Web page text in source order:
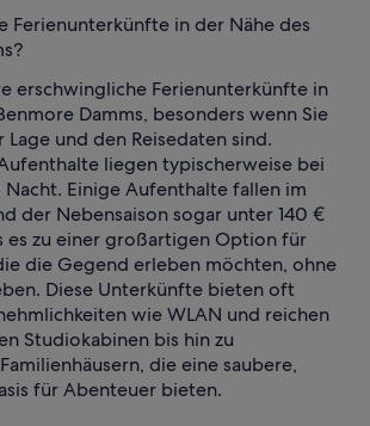
Ferienunterkünfte in der Nähe des
erschwingliche Ferienunterkünfte in
Damms, besonders wenn Sie
und den Reisedaten sind.
liegen typischerweise bei
Nacht. Einige Aufenthalte fallen im
der Nebensaison sogar unter 140 €
es zu einer großartigen Option für
die Gegend erleben möchten, ohne
Diese Unterkünfte bieten oft
wie WLAN und reichen
Studiokabinen bis hin zu
die eine saubere,
für Abenteuer bieten.